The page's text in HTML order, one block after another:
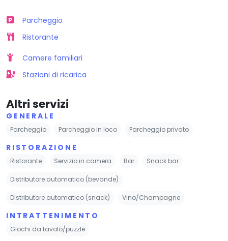
Parcheggio
Ristorante
Camere familiari
Stazioni di ricarica
Altri servizi
GENERALE
Parcheggio Parcheggio in loco Parcheggio privato
RISTORAZIONE
Ristorante Servizio in camera Bar Snack bar
Distributore automatico (bevande)
Distributore automatico (snack) Vino/Champagne
INTRATTENIMENTO
Giochi da tavolo/puzzle